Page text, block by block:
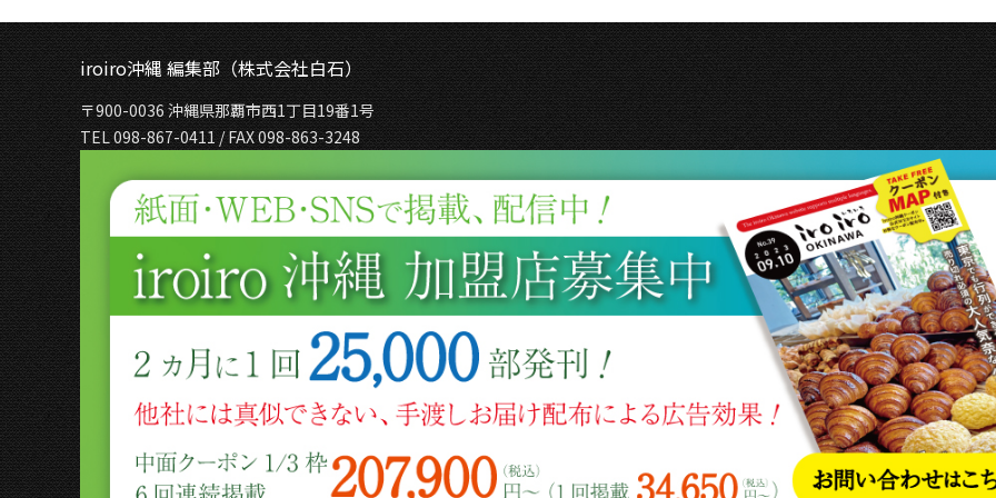
iroiro沖縄 編集部（株式会社白石）
〒900-0036 沖縄県那覇市西1丁目19番1号
TEL 098-867-0411 / FAX 098-863-3248